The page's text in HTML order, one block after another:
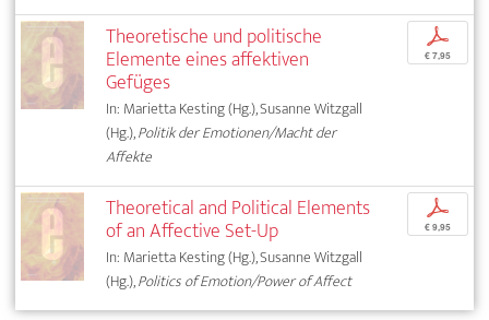
Theoretische und politische
Elemente eines affektiven
Gefüges
In: Marietta Kesting (Hg.), Susanne Witzgall
(Hg.),Politik der Emotionen/Macht der
Affekte
p
€ 7,95
Theoretical and Political Elements
of an Affective Set-Up
In: Marietta Kesting (Hg.), Susanne Witzgall
(Hg.),Politics of Emotion/Power of Affect
p
€ 9,95